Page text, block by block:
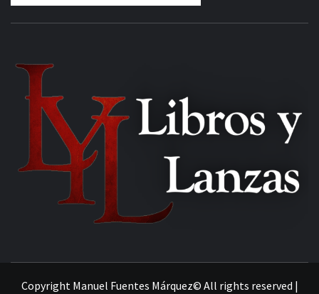
Copyright Manuel Fuentes Márquez© All rights reserved |